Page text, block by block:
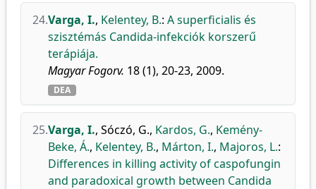
24.Varga, I., Kelentey, B.: A superficialis és
szisztémás Candida-infekciók korszerű
terápiája.
Magyar Fogorv. 18 (1), 20-23, 2009.
DEA
25.Varga, I., Sóczó, G., Kardos, G., Kemény-
Beke, Á., Kelentey, B., Márton, I., Majoros, L.:
Differences in killing activity of caspofungin
and paradoxical growth between Candida